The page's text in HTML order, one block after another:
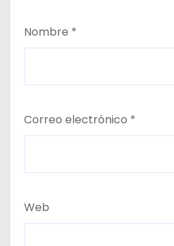
Nombre *
Correo electrónico *
Web